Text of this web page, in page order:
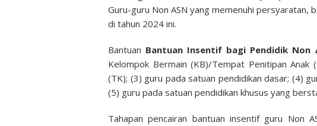
Guru-guru Non ASN yang memenuhi persyaratan,
di tahun 2024 ini.
Bantuan Bantuan Insentif bagi Pendidik Non
Kelompok Bermain (KB)/Tempat Penitipan Anak
(TK); (3) guru pada satuan pendidikan dasar; (4)
(5) guru pada satuan pendidikan khusus yang
Tahapan pencairan bantuan insentif guru Non